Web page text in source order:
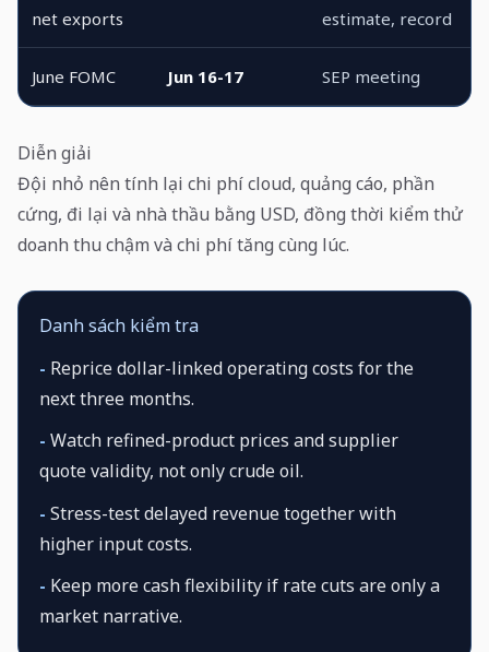
net exports
estimate, record
June FOMC Jun 16-17 SEP meeting
Diễn giải
Đội nhỏ nên tính lại chi phí cloud, quảng cáo, phần
cứng, đi lại và nhà thầu bằng USD, đồng thời kiểm thử
doanh thu chậm và chi phí tăng cùng lúc.
Danh sách kiểm tra
- Reprice dollar-linked operating costs for the
next three months.
- Watch refined-product prices and supplier
quote validity, not only crude oil.
- Stress-test delayed revenue together with
higher input costs.
- Keep more cash flexibility if rate cuts are only a
market narrative.